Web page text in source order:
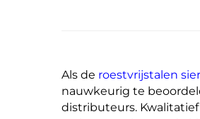
Als de roestvrijstalen
nauwkeurig te
distributeurs.